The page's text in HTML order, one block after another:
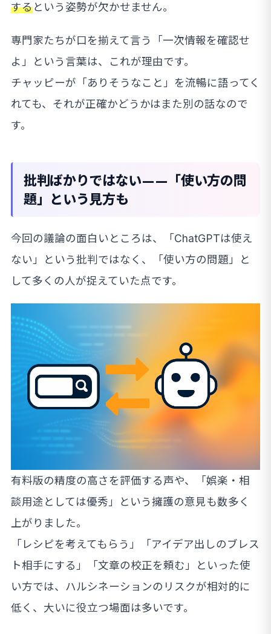
するという姿勢が欠かせません。
専門家たちが口を揃えて言う「一次情報を確認せ
よ」という言葉は、これが理由です。
チャッピーが「ありそうなこと」を流暢に語ってく
れても、それが正確かどうかはまた別の話なので
す。
批判ばかりではない——「使い方の問
題」という見方も
今回の議論の面白いところは、「ChatGPTは使え
ない」という批判ではなく、「使い方の問題」と
して多くの人が捉えていた点です。
有料版の精度の高さを評価する声や、「娯楽・相
談用途としては優秀」という擁護の意見も数多く
上がりました。
「レシピを考えてもらう」「アイデア出しのブレス
ト相手にする」「文章の校正を頼む」といった使
い方では、ハルシネーションのリスクが相対的に
低く、大いに役立つ場面は多いです。